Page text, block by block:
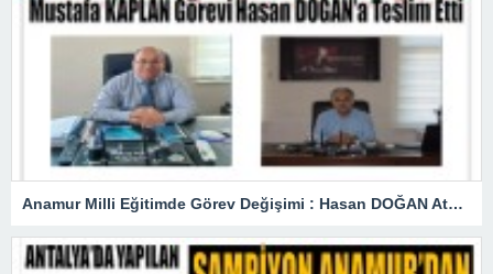
Anamur Milli Eğitimde Görev Değişimi : Hasan DOĞAN Atandı